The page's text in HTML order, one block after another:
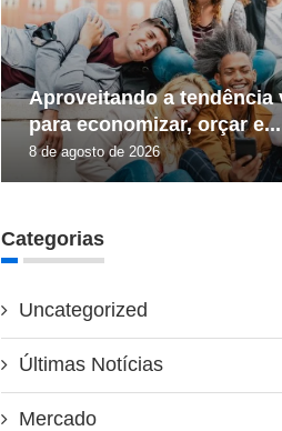
Aproveitando a tendência
para economizar, orçar e...
8 de agosto de 2026
Categorias
Uncategorized
Últimas Notícias
Mercado